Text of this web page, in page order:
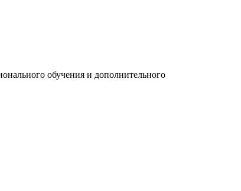
обучения и дополнительного